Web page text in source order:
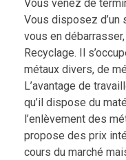
Vous venez de
Vous disposez d’un
vous en
Recyclage. Il
métaux divers, de
L’avantage de
qu’il dispose du
l’enlèvement des
propose des prix
cours du marché